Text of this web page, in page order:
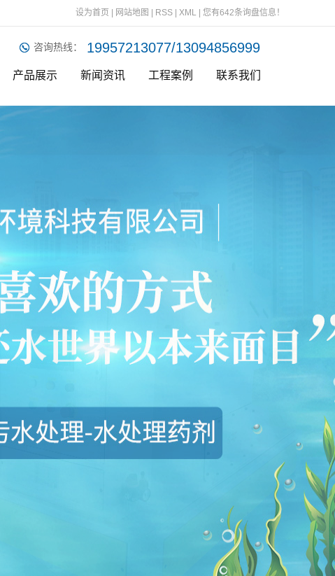
设为首页 网站地图 RSS XML 您有642条询盘信息！
咨询热线： 19957213077/13094856999
产品展示
常州滤油机系
器
常州液槽清理
常州油冷却热
交换机
新闻资讯
公司新闻
工程案例
案例展示
联系我们